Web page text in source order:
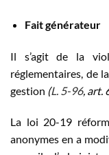
Fait générateur
Il s’agit de la
réglementaires, de
gestion (L. 5-96, art.
La loi 20-19
anonymes en a